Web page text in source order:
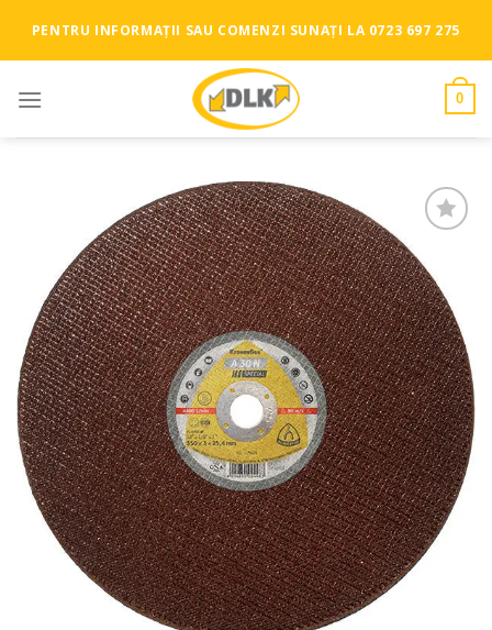
content
PENTRU INFORMAȚII SAU COMENZI SUNAȚI LA 0723 697 275
0
Add to
Wishlist